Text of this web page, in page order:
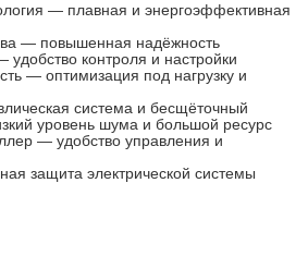
— плавная и энергоэффективная
— повышенная надёжность
контроля и настройки
— оптимизация под нагрузку и
система и бесщёточный
уровень шума и большой ресурс
— удобство управления и
защита электрической системы